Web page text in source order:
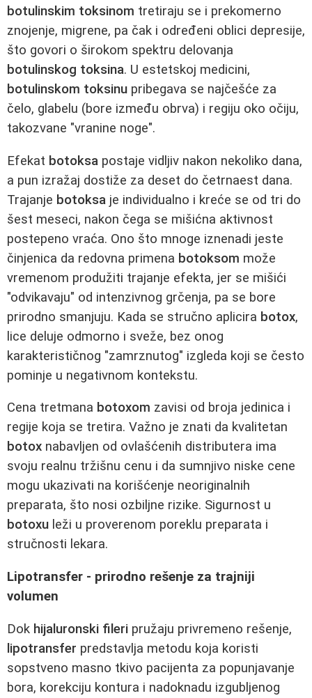
botulinskim toksinom tretiraju se i prekomerno
znojenje, migrene, pa čak i određeni oblici depresije,
što govori o širokom spektru delovanja
botulinskog toksina. U estetskoj medicini,
botulinskom toksinu pribegava se najčešće za
čelo, glabelu (bore između obrva) i regiju oko očiju,
takozvane "vranine noge".
Efekat botoksa postaje vidljiv nakon nekoliko dana,
a pun izražaj dostiže za deset do četrnaest dana.
Trajanje botoksa je individualno i kreće se od tri do
šest meseci, nakon čega se mišićna aktivnost
postepeno vraća. Ono što mnoge iznenadi jeste
činjenica da redovna primena botoksom može
vremenom produžiti trajanje efekta, jer se mišići
"odvikavaju" od intenzivnog grčenja, pa se bore
prirodno smanjuju. Kada se stručno aplicira botox,
lice deluje odmorno i sveže, bez onog
karakterističnog "zamrznutog" izgleda koji se često
pominje u negativnom kontekstu.
Cena tretmana botoxom zavisi od broja jedinica i
regije koja se tretira. Važno je znati da kvalitetan
botox nabavljen od ovlašćenih distributera ima
svoju realnu tržišnu cenu i da sumnjivo niske cene
mogu ukazivati na korišćenje neoriginalnih
preparata, što nosi ozbiljne rizike. Sigurnost u
botoxu leži u proverenom poreklu preparata i
stručnosti lekara.
Lipotransfer - prirodno rešenje za trajniji
volumen
Dok hijaluronski fileri pružaju privremeno rešenje,
lipotransfer predstavlja metodu koja koristi
sopstveno masno tkivo pacijenta za popunjavanje
bora, korekciju kontura i nadoknadu izgubljenog